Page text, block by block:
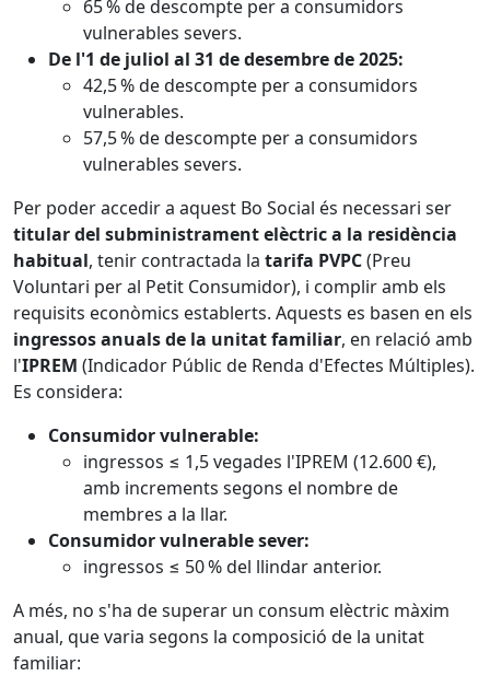
65 % de descompte per a consumidors
vulnerables severs.
De l'1 de juliol al 31 de desembre de 2025:
42,5 % de descompte per a consumidors
vulnerables.
57,5 % de descompte per a consumidors
vulnerables severs.
Per poder accedir a aquest Bo Social és necessari ser
titular del subministrament elèctric a la residència
habitual, tenir contractada la tarifa PVPC(Preu
Voluntari per al Petit Consumidor), i complir amb els
requisits econòmics establerts. Aquests es basen en els
ingressos anuals de la unitat familiar, en relació amb
l'IPREM (Indicador Públic de Renda d'Efectes Múltiples).
Es considera:
Consumidor vulnerable:
ingressos ≤ 1,5 vegades l'IPREM (12.600 €),
amb increments segons el nombre de
membres a la llar.
Consumidor vulnerable sever:
ingressos ≤ 50 % del llindar anterior.
A més, no s'ha de superar un consum elèctric màxim
anual, que varia segons la composició de la unitat
familiar: